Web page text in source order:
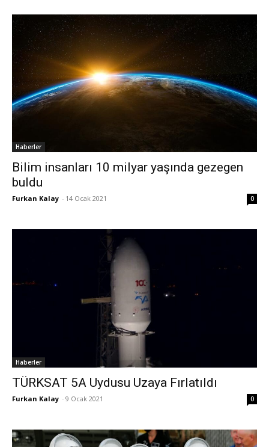
Haberler
Bilim insanları 10 milyar yaşında gezegen
buldu
Furkan Kalay - 14 Ocak 2021 0
Haberler
TÜRKSAT 5A Uydusu Uzaya Fırlatıldı
Furkan Kalay - 9 Ocak 2021 0